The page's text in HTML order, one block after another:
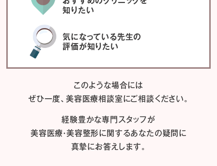
知りたい
気になっている先生の
評価が知りたい
このような場合には
ぜひ一度、美容医療相談室にご相談ください。
経験豊かな専門スタッフが
美容医療・美容整形に関するあなたの疑問に
真摯にお答えします。